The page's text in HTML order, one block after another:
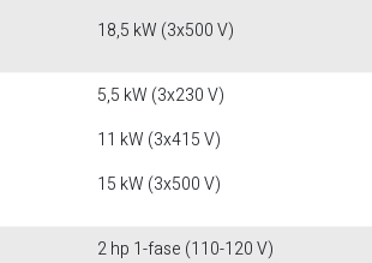
18,5 kW (3x500 V)
5,5 kW (3x230 V)
11 kW (3x415 V)
15 kW (3x500 V)
2 hp 1-fase (110-120 V)